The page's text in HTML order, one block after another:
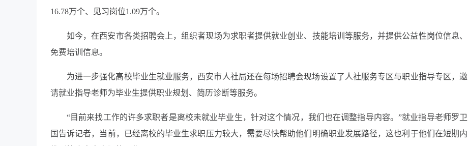
16.78万个、见习岗位1.09万个。
如今，在西安市各类招聘会上，组织者现场为求职者提供就业创业、技能培训等服务，并提供公益性岗位信息、
免费培训信息。
为进一步强化高校毕业生就业服务，西安市人社局还在每场招聘会现场设置了‌人社服务专区与职业指导专区，邀
请就业指导老师为毕业生提供职业规划、简历诊断等服务。
“目前来找工作的许多求职者是离校未就业毕业生，针对这个情况，我们也在调整指导内容。”就业指导老师罗卫
国告诉记者，当前，已经离校的毕业生求职压力较大，需要尽快帮助他们明确职业发展路径，这也利于他们在短期内